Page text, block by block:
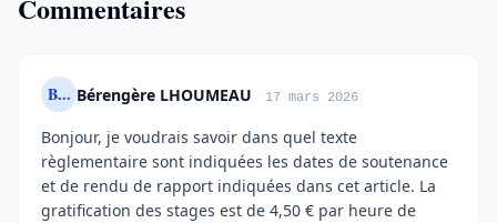
Commentaires
B... Bérengère LHOUMEAU 17 mars 2026
Bonjour, je voudrais savoir dans quel texte
règlementaire sont indiquées les dates de soutenance
et de rendu de rapport indiquées dans cet article. La
gratification des stages est de 4,50 € par heure de